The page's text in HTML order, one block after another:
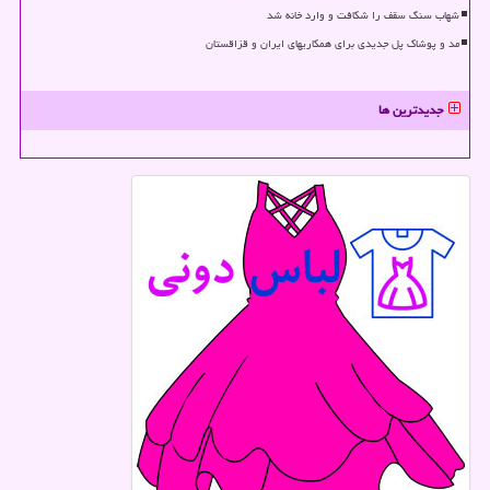
شهاب سنگ سقف را شکافت و وارد خانه شد
مد و پوشاک پل جدیدی برای همکاریهای ایران و قزاقستان
جدیدترین ها